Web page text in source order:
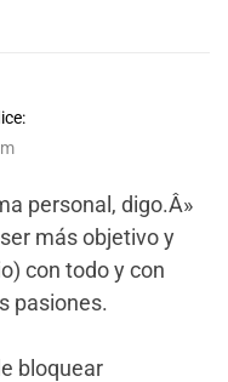
personal, digo.Â»
más objetivo y
con todo y con
pasiones.
bloquear